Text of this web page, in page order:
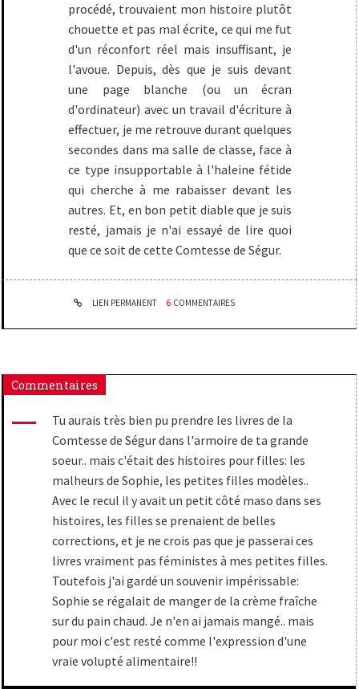
procédé, trouvaient mon histoire plutôt
chouette et pas mal écrite, ce qui me fut
d'un réconfort réel mais insuffisant, je
l'avoue. Depuis, dès que je suis devant
une page blanche (ou un écran
d'ordinateur) avec un travail d'écriture à
effectuer, je me retrouve durant quelques
secondes dans ma salle de classe, face à
ce type insupportable à l'haleine fétide
qui cherche à me rabaisser devant les
autres. Et, en bon petit diable que je suis
resté, jamais je n'ai essayé de lire quoi
que ce soit de cette Comtesse de Ségur.
LIEN PERMANENT 6 COMMENTAIRES
Commentaires
Tu aurais très bien pu prendre les livres de la
Comtesse de Ségur dans l'armoire de ta grande
soeur.. mais c'était des histoires pour filles: les
malheurs de Sophie, les petites filles modèles..
Avec le recul il y avait un petit côté maso dans ses
histoires, les filles se prenaient de belles
corrections, et je ne crois pas que je passerai ces
livres vraiment pas féministes à mes petites filles.
Toutefois j'ai gardé un souvenir impérissable:
Sophie se régalait de manger de la crème fraîche
sur du pain chaud. Je n'en ai jamais mangé.. mais
pour moi c'est resté comme l'expression d'une
vraie volupté alimentaire!!